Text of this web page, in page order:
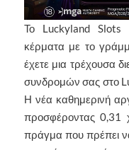
Το Luckyland Slots
κέρματα με το
έχετε μια τρέχουσα
συνδρομών σας στο
Η νέα καθημερινή
προσφέροντας 0,31
πράγμα που πρέπει να